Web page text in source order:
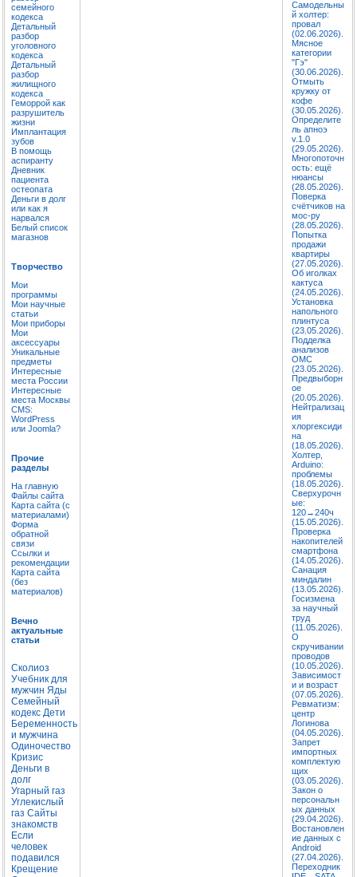
семейного
кодекса
Детальный
разбор
уголовного
кодекса
Детальный
разбор
жилищного
кодекса
Геморрой как
разрушитель
жизни
Имплантация
зубов
В помощь
аспиранту
Дневник
пациента
остеопата
Деньги в долг
или как я
нарвался
Белый список
магазнов
Творчество
Мои
программы
Мои научные
статьи
Мои приборы
Мои
аксессуары
Уникальные
предметы
Интересные
места России
Интересные
места Москвы
CMS:
WordPress
или Joomla?
Прочие
разделы
На главную
Файлы сайта
Карта сайта (с
материалами)
Форма
обратной
связи
Ссылки и
рекомендации
Карта сайта
(без
материалов)
Вечно
актуальные
статьи
Сколиоз
Учебник для
мужчин Яды
Семейный
кодекс Дети
Беременность
и мужчина
Одиночество
Кризис
Деньги в
долг
Угарный газ
Углекислый
газ Сайты
знакомств
Если
человек
подавился
Крещение
Самодельны
й холтер:
провал
(02.06.2026).
Мясное
категории
"Гэ"
(30.06.2026).
Отмыть
кружку от
кофе
(30.05.2026).
Определите
ль апноэ
v.1.0
(29.05.2026).
Многопоточн
ость: ещё
нюансы
(28.05.2026).
Поверка
счётчиков на
мос-ру
(28.05.2026).
Попытка
продажи
квартиры
(27.05.2026).
Об иголках
кактуса
(24.05.2026).
Установка
напольного
плинтуса
(23.05.2026).
Подделка
анализов
ОМС
(23.05.2026).
Предвыборн
ое
(20.05.2026).
Нейтрализац
ия
хлоргексиди
на
(18.05.2026).
Холтер,
Arduino:
проблемы
(18.05.2026).
Сверхурочн
ые:
120→240ч
(15.05.2026).
Проверка
накопителей
смартфона
(14.05.2026).
Санация
миндалин
(13.05.2026).
Госизмена
за научный
труд
(11.05.2026).
О
скручивании
проводов
(10.05.2026).
Зависимост
и и возраст
(07.05.2026).
Ревматизм:
центр
Логинова
(04.05.2026).
Запрет
импортных
комплектую
щих
(03.05.2026).
Закон о
персональн
ых данных
(29.04.2026).
Востановлен
ие данных с
Android
(27.04.2026).
Переходник